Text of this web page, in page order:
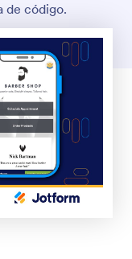
de código.